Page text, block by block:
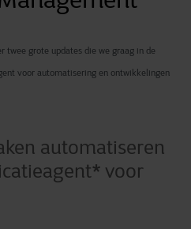
twee grote updates die we graag in de
voor automatisering en ontwikkelingen
automatiseren
voor